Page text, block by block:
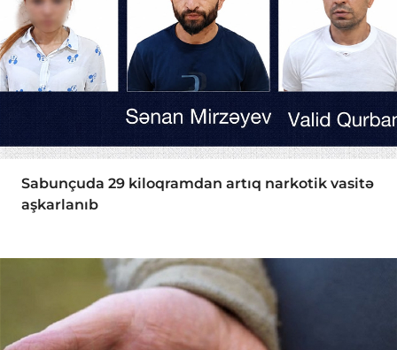
Sabunçuda 29 kiloqramdan artıq narkotik vasitə
aşkarlanıb